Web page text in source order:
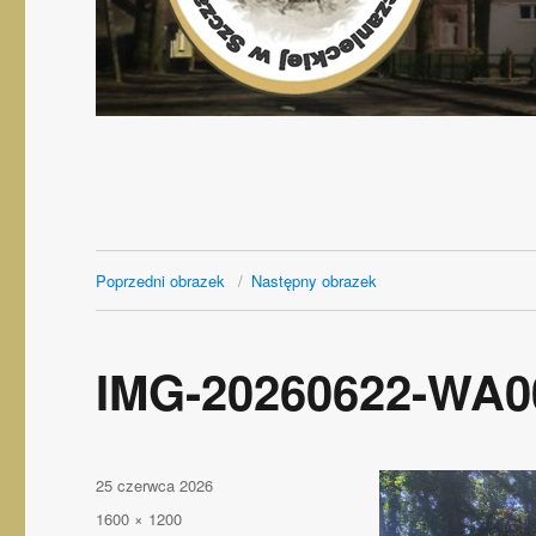
Poprzedni obrazek Następny obrazek
IMG-20260622-
Opublikowano
25 czerwca 2026
Pełny
1600 × 1200